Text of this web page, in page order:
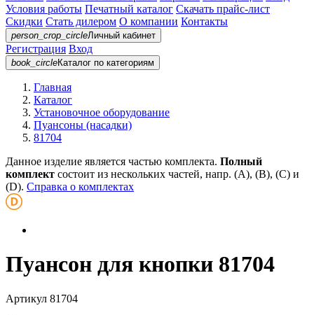
Условия работы Печатный каталог Скачать прайс-лист
Скидки Стать дилером О компании Контакты
person_crop_circleЛичный кабинет
Регистрация Вход
book_circleКаталог по категориям
Главная
Каталог
Установочное оборудование
Пуансоны (насадки)
81704
Данное изделие является частью комплекта. Полный
комплект состоит из нескольких частей, напр. (А), (B), (С) и
(D). Справка о комплектах
Пуансон для кнопки 81704
Артикул 81704